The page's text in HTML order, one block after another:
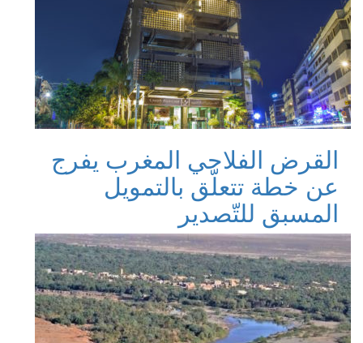
القرض الفلاحي المغرب يفرج
عن خطة تتعلّق بالتمويل
المسبق للتّصدير